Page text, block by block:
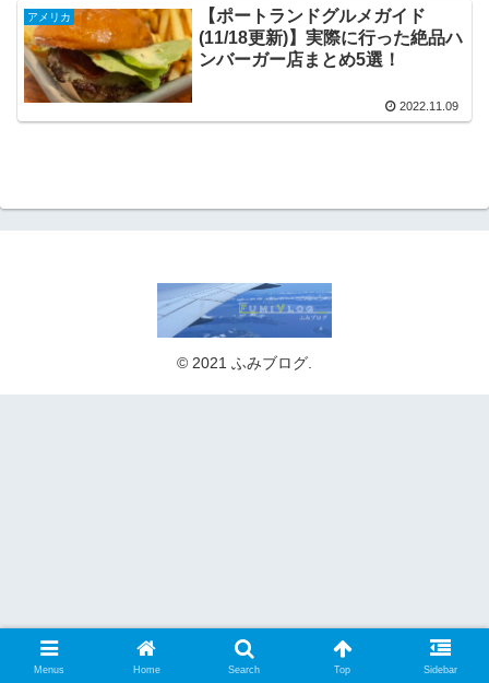
アメリカ
【ポートランドグルメガイド
(11/18更新)】実際に行った絶品ハ
ンバーガー店まとめ5選！
2022.11.09
© 2021 ふみブログ.
Menus Home Search Top Sidebar